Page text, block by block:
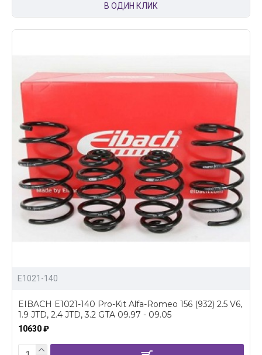
В ОДИН КЛИК
E1021-140
EIBACH E1021-140 Pro-Kit Alfa-Romeo 156 (932) 2.5 V6,
1.9 JTD, 2.4 JTD, 3.2 GTA 09.97 - 09.05
10630 ₽